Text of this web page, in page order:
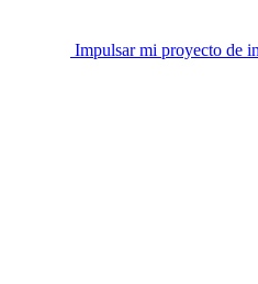
Impulsar mi proyecto de